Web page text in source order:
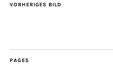
VORHERIGES BILD
PAGES